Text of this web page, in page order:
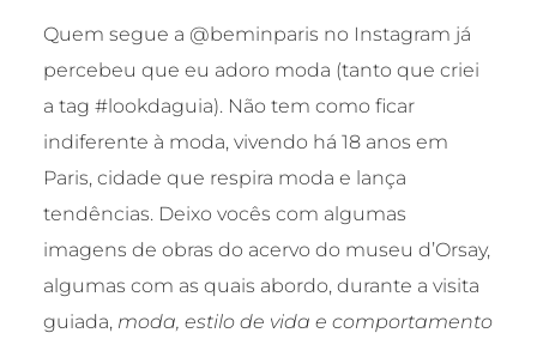
Quem segue a @beminparis no Instagram já
percebeu que eu adoro moda (tanto que criei
a tag #lookdaguia). Não tem como ficar
indiferente à moda, vivendo há 18 anos em
Paris, cidade que respira moda e lança
tendências. Deixo vocês com algumas
imagens de obras do acervo do museu d’Orsay,
algumas com as quais abordo, durante a visita
guiada, moda, estilo de vida e comportamento